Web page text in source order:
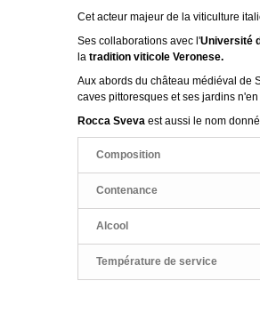
Cet acteur majeur de la viticulture
Ses collaborations avec l'Université
la tradition viticole Veronese.
Aux abords du château médiéval de
caves pittoresques et ses jardins
Rocca Sveva est aussi le nom
Composition
Contenance
Alcool
Température de service